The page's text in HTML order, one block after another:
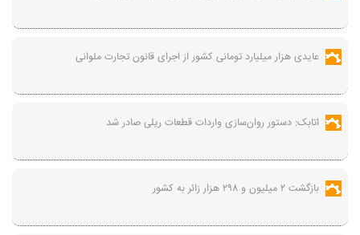
عایدی هزار میلیارد تومانی کشور از اجرای قانون تجارت ملوانی
اتابک: دستور روان‌سازی واردات قطعات ریلی صادر شد
بازگشت ۲ میلیون و ۲۹۸ هزار زائر به کشور